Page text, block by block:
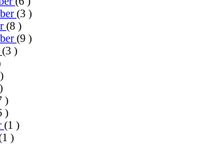
(3 )
(8 )
(9 )
(3 )
)
)
)
)
(1 )
)